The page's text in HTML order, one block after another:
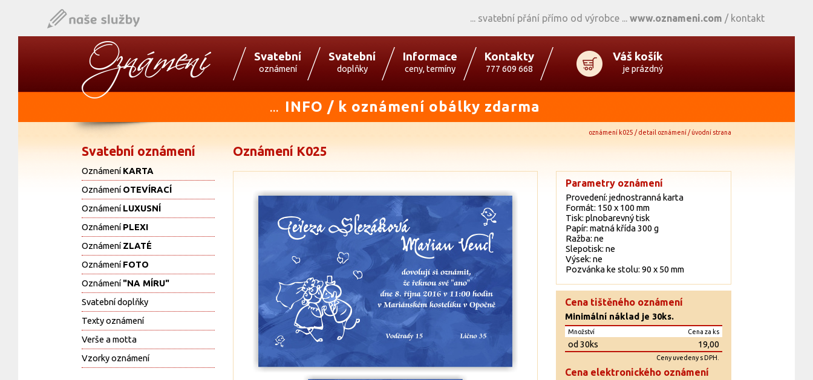
svatební přání přímo od výrobce www.oznameni.com / kontakt
Svatební
oznámení
Svatební
doplňky
Informace
ceny, termíny
Kontakty
777 609 668
Váš košík
je prázdný
... INFO / k oznámení obálky zdarma
oznámení k025 / detail oznámení / úvodní strana
Svatební oznámení
Oznámení KARTA
Oznámení OTEVÍRACÍ
Oznámení LUXUSNÍ
Oznámení PLEXI
Oznámení ZLATÉ
Oznámení FOTO
Oznámení "NA MÍRU"
Svatební doplňky
Texty oznámení
Verše a motta
Vzorky oznámení
Oznámení K025
Parametry oznámení
Provedení: jednostranná karta
Formát: 150 x 100 mm
Tisk: plnobarevný tisk
Papír: matná křída 300 g
Ražba: ne
Slepotisk: ne
Výsek: ne
Pozvánka ke stolu: 90 x 50 mm
Cena tištěného oznámení
Minimální náklad je 30ks.
Množství Cena za ks
od 30ks 19,00
Ceny uvedeny s DPH.
Cena elektronického oznámení